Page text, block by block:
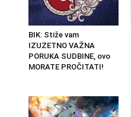
BIK: Stiže vam
IZUZETNO VAŽNA
PORUKA SUDBINE, ovo
MORATE PROČITATI!